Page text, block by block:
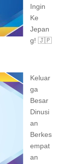
Ingin
Ke
Jepan
g! 🇯🇵
Keluar
ga
Besar
Dinusi
an
Berkes
empat
an